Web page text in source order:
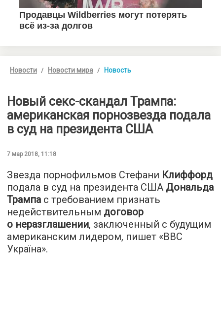
Новости Новости мира Новость
Новый секс-скандал Трампа:
американская порнозвезда подала
в суд на президента США
7 мар 2018, 11:18
Звезда порнофильмов Стефани Клиффорд
подала в суд на президента США Дональда
Трампа с требованием признать
недействительным договор
о неразглашении, заключенный с будущим
американским лидером, пишет «ВВС
Україна».